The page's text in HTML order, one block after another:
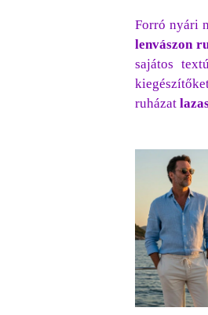
Forró nyári
lenvászon
sajátos
ruházat